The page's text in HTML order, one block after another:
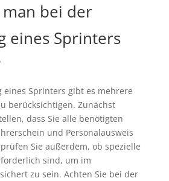
man bei der
eines Sprinters
eines Sprinters gibt es mehrere
berücksichtigen. Zunächst
dass Sie alle benötigten
und Personalausweis
Sie außerdem, ob spezielle
sind, um im
zu sein. Achten Sie bei der